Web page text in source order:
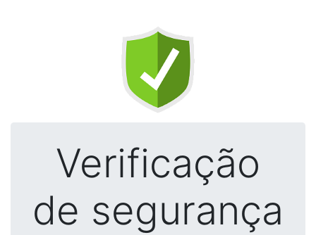
Verificação
de segurança